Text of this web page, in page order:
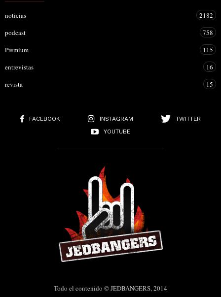
noticias
2182
podcast
758
Premium
115
entrevistas
16
revista
15
FACEBOOK INSTAGRAM
TWITTER
YOUTUBE
Todo el contenido © JEDBANGERS, 2014